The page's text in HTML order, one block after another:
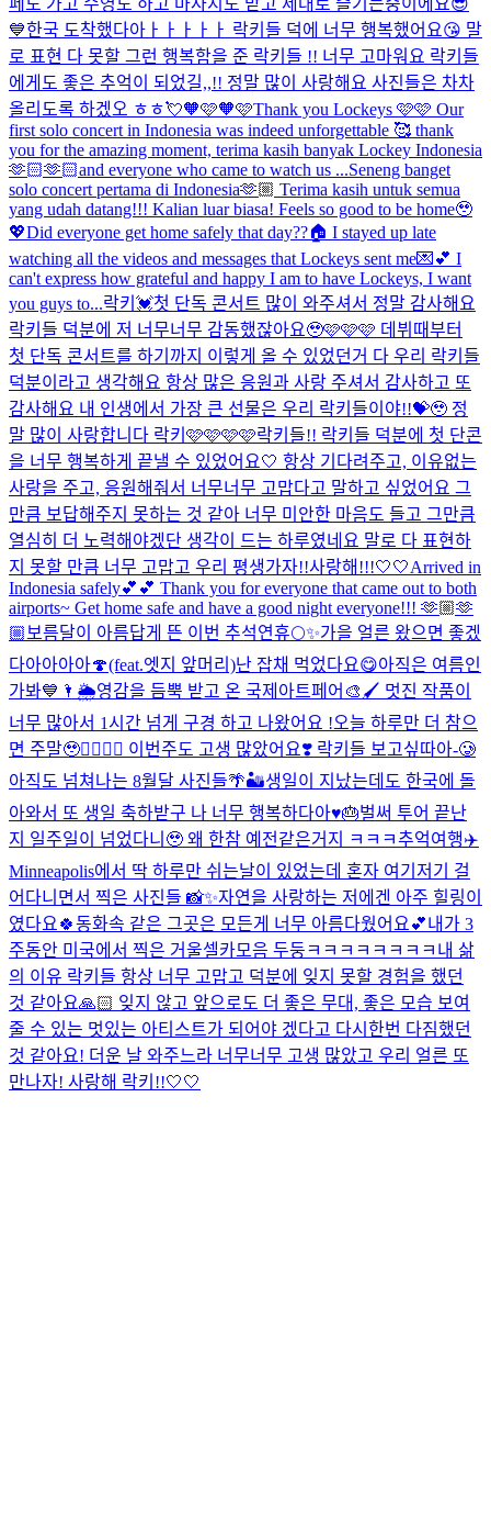
💙한국 도착했다아ㅏㅏㅏㅏㅏ 락키들 덕에 너무 행복했어요😘 말
로 표현 다 못할 그런 행복함을 준 락키들 !! 너무 고마워요 락키들
에게도 좋은 추억이 되었길,,!! 정말 많이 사랑해요 사진들은 차차
올리도록 하겠오 ㅎㅎ💘🧡🩷🧡🩷Thank you Lockeys 🩷🩷 Our
first solo concert in Indonesia was indeed unforgettable 🥰 thank
you for the amazing moment, terima kasih banyak Lockey Indonesia
🫶🏻🫶🏻and everyone who came to watch us ...Seneng banget
solo concert pertama di Indonesia🫶🏼 Terima kasih untuk semua
yang udah datang!!! Kalian luar biasa! Feels so good to be home🥹
💖Did everyone get home safely that day??🏠 I stayed up late
watching all the videos and messages that Lockeys sent me💌💕 I
can't express how grateful and happy I am to have Lockeys, I want
you guys to...락키💓첫 단독 콘서트 많이 와주셔서 정말 감사해요
락키들 덕분에 저 너무너무 감동했잖아요🥹🩷🩷🩷 데뷔때부터
첫 단독 콘서트를 하기까지 이렇게 올 수 있었던거 다 우리 락키들
덕분이라고 생각해요 항상 많은 응원과 사랑 주셔서 감사하고 또
감사해요 내 인생에서 가장 큰 선물은 우리 락키들이야!!💝🥹 정
말 많이 사랑합니다 락키🩷🩷🩷🩷락키들!! 락키들 덕분에 첫 단콘
을 너무 행복하게 끝낼 수 있었어요🤍 항상 기다려주고, 이유없는
사랑을 주고, 응원해줘서 너무너무 고맙다고 말하고 싶었어요 그
만큼 보답해주지 못하는 것 같아 너무 미안한 마음도 들고 그만큼
열심히 더 노력해야겠단 생각이 드는 하루였네요 말로 다 표현하
지 못할 만큼 너무 고맙고 우리 평생가자!!사랑해!!!🤍🤍Arrived in
Indonesia safely💕💕 Thank you for everyone that came out to both
airports~ Get home safe and have a good night everyone!!! 🫶🏼🫶
🏼 보름달이 아름답게 뜬 이번 추석연휴🌕✨가을 얼른 왔으면 좋겠
다아아아아🍄(feat.엣지 앞머리)난 잡채 먹었다요😋아직은 여름인
가봐💙🌂🌦️영감을 듬뿍 받고 온 국제아트페어🎨🖌️ 멋진 작품이
너무 많아서 1시간 넘게 구경 하고 나왔어요 !오늘 하루만 더 참으
면 주말🥹❤️‍🔥❤️‍🔥 이번주도 고생 많았어요❣️ 락키들 보고싶따아-🥲
아직도 넘쳐나는 8월달 사진들🌴🏜️생일이 지났는데도 한국에 돌
아와서 또 생일 축하받구 나 너무 행복하다아♥️🎂벌써 투어 끝난
지 일주일이 넘었다니🥹 왜 한참 예전같은거지 ㅋㅋㅋ추억여행✈️
Minneapolis에서 딱 하루만 쉬는날이 있었는데 혼자 여기저기 걸
어다니면서 찍은 사진들 📸✨자연을 사랑하는 저에겐 아주 힐링이
였다요🍀동화속 같은 그곳은 모든게 너무 아름다웠어요💕내가 3
주동안 미국에서 찍은 거울셀카모음 두둥ㅋㅋㅋㅋㅋㅋㅋㅋ 내 삶
의 이유 락키들 항상 너무 고맙고 덕분에 잊지 못할 경험을 했던
것 같아요🙏🏻 잊지 않고 앞으로도 더 좋은 무대, 좋은 모습 보여
줄 수 있는 멋있는 아티스트가 되어야 겠다고 다시한번 다짐했던
것 같아요! 더운 날 와주느라 너무너무 고생 많았고 우리 얼른 또
만나자! 사랑해 락키!!🤍🤍